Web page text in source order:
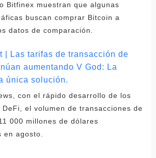
Bitfinex muestran que algunas
buscan comprar Bitcoin a
datos de comparación.
| Las tarifas de transacción de
aumentando V God: La
única solución.
con el rápido desarrollo de los
DeFi, el volumen de transacciones de
000 millones de dólares
en agosto.